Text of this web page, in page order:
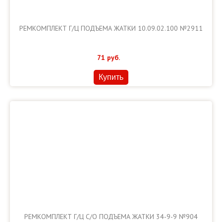
РЕМКОМПЛЕКТ Г/Ц ПОДЪЕМА ЖАТКИ 10.09.02.100 №2911
71 руб.
Купить
РЕМКОМПЛЕКТ Г/Ц С/О ПОДЪЕМА ЖАТКИ 34-9-9 №904